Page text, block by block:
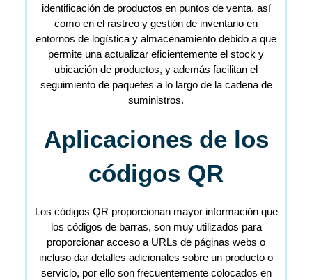
identificación de productos en puntos de venta, así
como en el rastreo y gestión de inventario en
entornos de logística y almacenamiento debido a que
permite una actualizar eficientemente el stock y
ubicación de productos, y además facilitan el
seguimiento de paquetes a lo largo de la cadena de
suministros.
Aplicaciones de los
códigos QR
Los códigos QR proporcionan mayor información que
los códigos de barras, son muy utilizados para
proporcionar acceso a URLs de páginas webs o
incluso dar detalles adicionales sobre un producto o
servicio, por ello son frecuentemente colocados en